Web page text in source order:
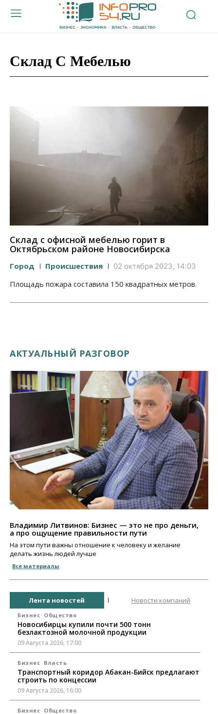
Склад С Мебелью
Склад с офисной мебелью горит в
Октябрьском районе Новосибирска
Город Происшествия 02 октября 2023, 14:03
Площадь пожара составила 150 квадратных метров.
АКТУАЛЬНЫЙ РАЗГОВОР
Владимир Литвинов: Бизнес — это не про деньги,
а про ощущение правильности пути
На этом пути важны отношение к человеку и желание
делать жизнь людей лучше
Все материалы
Лента новостей Новости компаний
Бизнес Общество
Новосибирцы купили почти 500 тонн
безлактозной молочной продукции
09 Августа 2026, 17:00
Бизнес Власть
Транспортный коридор Абакан-Бийск предлагают
строить по концессии
09 Августа 2026, 16:00
Бизнес Общество